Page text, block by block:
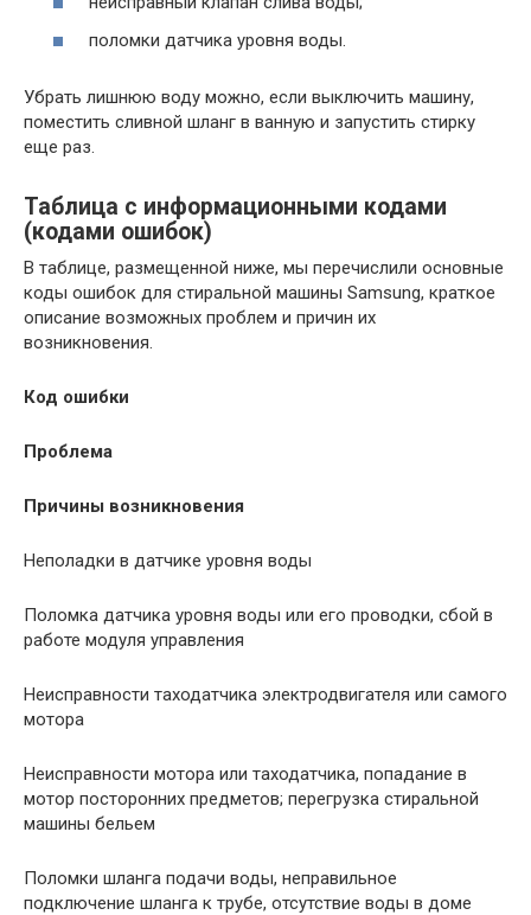
поломки датчика уровня воды.
Убрать лишнюю воду можно, если выключить машину,
поместить сливной шланг в ванную и запустить стирку
еще раз.
Таблица с информационными кодами
(кодами ошибок)
В таблице, размещенной ниже, мы перечислили основные
коды ошибок для стиральной машины Samsung, краткое
описание возможных проблем и причин их
возникновения.
Код ошибки
Проблема
Причины возникновения
Неполадки в датчике уровня воды
Поломка датчика уровня воды или его проводки, сбой в
работе модуля управления
Неисправности таходатчика электродвигателя или самого
мотора
Неисправности мотора или таходатчика, попадание в
мотор посторонних предметов; перегрузка стиральной
машины бельем
Поломки шланга подачи воды, неправильное
подключение шланга к трубе, отсутствие воды в доме